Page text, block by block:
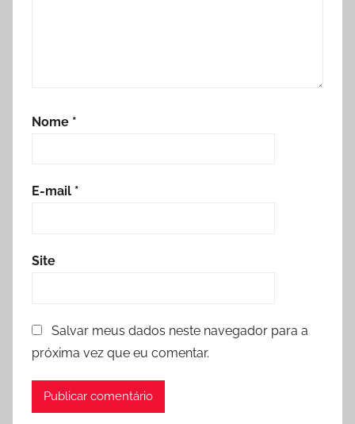
Nome *
E-mail *
Site
Salvar meus dados neste navegador para a
próxima vez que eu comentar.